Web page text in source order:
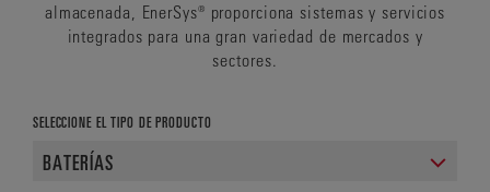
almacenada, EnerSys® proporciona sistemas y servicios
integrados para una gran variedad de mercados y
sectores.
SELECCIONE EL TIPO DE PRODUCTO